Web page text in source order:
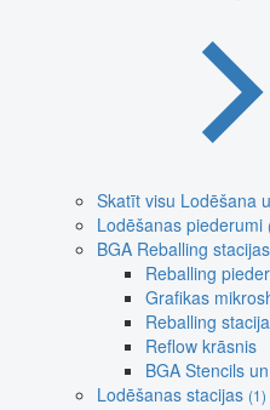
Skatīt visu Lodēšana
Lodēšanas piederumi
BGA Reballing stacijas
Reballing
Grafikas
Reballing
Reflow krāsnis
BGA Stencils
Lodēšanas stacijas (1)